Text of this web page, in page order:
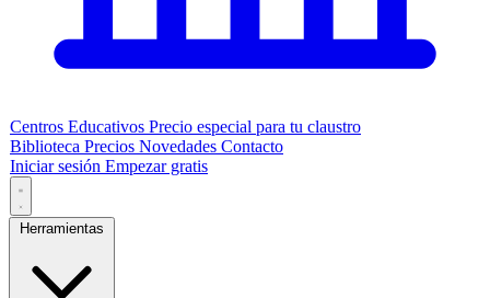
Centros Educativos Precio especial para tu claustro
Biblioteca Precios Novedades Contacto
Iniciar sesión Empezar gratis